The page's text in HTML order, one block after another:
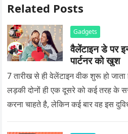
Related Posts
Gadgets
वैलेंटाइन डे पर
पार्टनर को खुश
7 तारीख से ही वेलेंटाइन वीक शुरू हो
लड़की दोनों ही एक दूसरे को कई तरह के
करना चाहते है, लेकिन कई बार वह इस